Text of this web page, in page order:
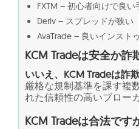
FXTM – 初心者向けで良い
Deriv – スプレッドが狭い
AvaTrade – 良いインスト
KCM Tradeは安全か詐
いいえ、KCM Tradeは詐
厳格な規制基準を課す複
れた信頼性の高いブロー
KCM Tradeは合法です